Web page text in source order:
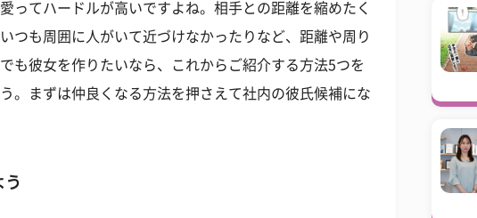
ってハードルが高いですよね。相手との距離を縮めたく
つも周囲に人がいて近づけなかったりなど、距離や周り
も彼女を作りたいなら、これからご紹介する方法5つを
。まずは仲良くなる方法を押さえて社内の彼氏候補にな
う